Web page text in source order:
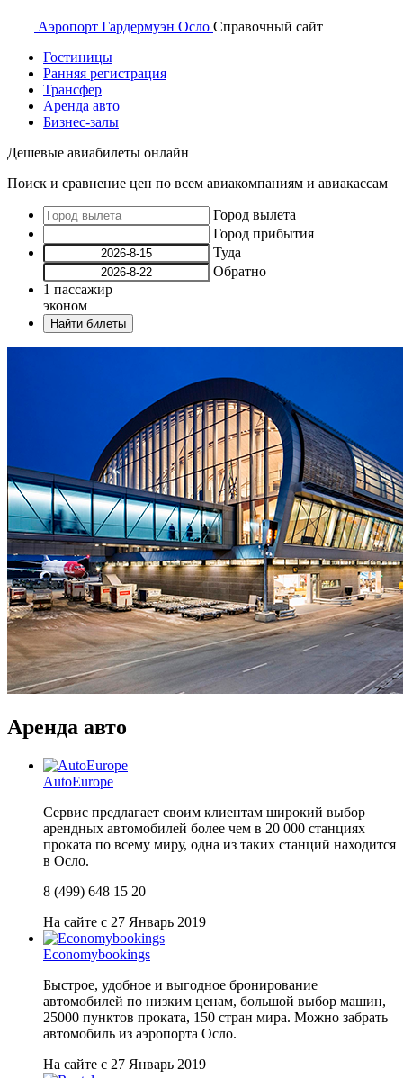
Аэропорт Гардермуэн Осло Справочный сайт
Гостиницы
Ранняя регистрация
Трансфер
Аренда авто
Бизнес-залы
Дешевые авиабилеты онлайн
Поиск и сравнение цен по всем авиакомпаниям и авиакассам
Город вылета
Город прибытия
Туда
Обратно
1 пассажир
эконом
Найти билеты
Аренда авто
AutoEurope
Сервис предлагает своим клиентам широкий выбор
арендных автомобилей более чем в 20 000 станциях
проката по всему миру, одна из таких станций находится
в Осло.
8 (499) 648 15 20
На сайте с 27 Январь 2019
Economybookings
Быстрое, удобное и выгодное бронирование
автомобилей по низким ценам, большой выбор машин,
25000 пунктов проката, 150 стран мира. Можно забрать
автомобиль из аэропорта Осло.
На сайте с 27 Январь 2019